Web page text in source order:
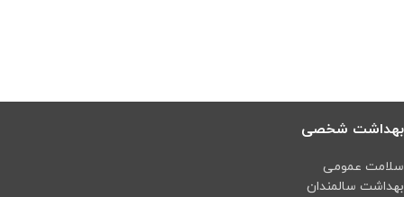
بهداشت شخصی
سلامت عمومی
بهداشت سالمندان